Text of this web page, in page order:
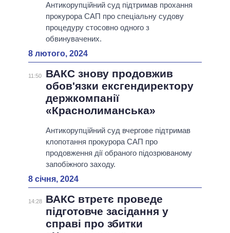
Антикорупційний суд підтримав прохання
прокурора САП про спеціальну судову
процедуру стосовно одного з
обвинувачених.
8 лютого, 2024
11:50
ВАКС знову продовжив
обов'язки ексгендиректору
держкомпанії
«Краснолиманська»
Антикорупційний суд вчергове підтримав
клопотання прокурора САП про
продовження дії обраного підозрюваному
запобіжного заходу.
8 січня, 2024
14:28
ВАКС втретє проведе
підготовче засідання у
справі про збитки